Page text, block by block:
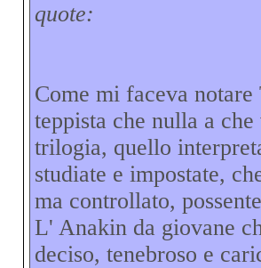
quote:
Come mi faceva
teppista che nulla a
trilogia, quello
studiate e impostate,
ma controllato,
L' Anakin da giovane
deciso, tenebroso e